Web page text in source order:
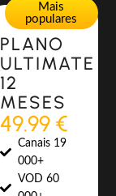
Mais
populares
PLANO
ULTIMATE
12
MESES
49.99 €
Canais 19
000+
VOD 60